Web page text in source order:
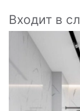
Входит в